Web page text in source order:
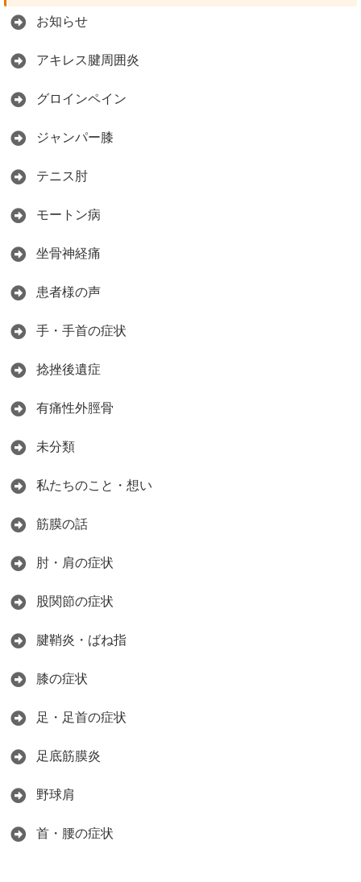
お知らせ
アキレス腱周囲炎
グロインペイン
ジャンパー膝
テニス肘
モートン病
坐骨神経痛
患者様の声
手・手首の症状
捻挫後遺症
有痛性外脛骨
未分類
私たちのこと・想い
筋膜の話
肘・肩の症状
股関節の症状
腱鞘炎・ばね指
膝の症状
足・足首の症状
足底筋膜炎
野球肩
首・腰の症状